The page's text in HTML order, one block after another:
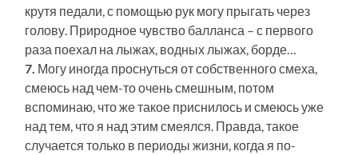
крутя педали, с помощью рук могу прыгать через
голову. Природное чувство балланса – с первого
раза поехал на лыжах, водных лыжах, борде…
7. Могу иногда проснуться от собственного смеха,
смеюсь над чем-то очень смешным, потом
вспоминаю, что же такое приснилось и смеюсь уже
над тем, что я над этим смеялся. Правда, такое
случается только в периоды жизни, когда я по-